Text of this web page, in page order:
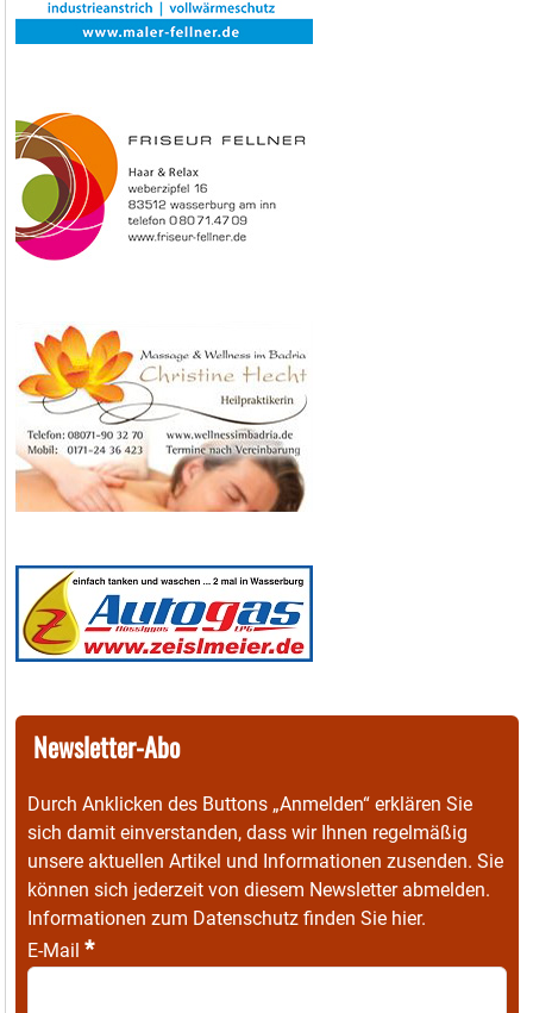
Newsletter-Abo
Durch Anklicken des Buttons „Anmelden“ erklären Sie
sich damit einverstanden, dass wir Ihnen regelmäßig
unsere aktuellen Artikel und Informationen zusenden. Sie
können sich jederzeit von diesem Newsletter abmelden.
Informationen zum Datenschutz finden Sie hier.
E-Mail *